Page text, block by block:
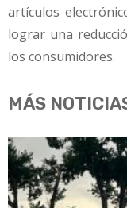
artículos
lograr una
los consumidores.
MÁS